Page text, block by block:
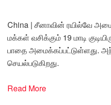
China | சீனாவின் ரயில்வே
மக்கள் வசிக்கும் 19 மாடி
பாதை அமைக்கப்பட்டுள்ளது.
செயல்படுகிறது.
Read More